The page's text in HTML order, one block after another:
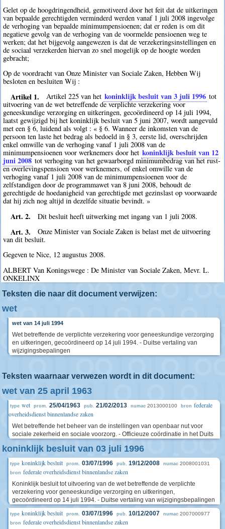
Gelet op de hoogdringendheid, gemotiveerd door het feit dat de uitkeringen
van bepaalde gerechtigden verminderd werden vanaf 1 juli 2008 ingevolge
de verhoging van bepaalde minimumpensioenen; dat er reden is om dit
negatieve gevolg van de verhoging van de voormelde pensioenen weg te
werken; dat het bijgevolg aangewezen is dat de verzekeringsinstellingen en
de sociaal verzekerden hiervan zo snel mogelijk op de hoogte worden
gebracht;
Op de voordracht van Onze Minister van Sociale Zaken, Hebben Wij
besloten en besluiten Wij :
Artikel 1. Artikel 225 van het koninklijk besluit van 3 juli 1996 tot
uitvoering van de wet betreffende de verplichte verzekering voor
geneeskundige verzorging en uitkeringen, gecoördineerd op 14 juli 1994,
laatst gewijzigd bij het koninklijk besluit van 5 juni 2007, wordt aangevuld
met een § 6, luidend als volgt : « § 6. Wanneer de inkomsten van de
persoon ten laste het bedrag als bedoeld in § 3, eerste lid, overschrijden
enkel omwille van de verhoging vanaf 1 juli 2008 van de
minimumpensioenen voor werknemers door het koninklijk besluit van 12
juni 2008 tot verhoging van het gewaarborgd minimumbedrag van het rust-
en overlevingspensioen voor werknemers, of enkel omwille van de
verhoging vanaf 1 juli 2008 van de minimumpensioenen voor de
zelfstandigen door de programmawet van 8 juni 2008, behoudt de
gerechtigde de hoedanigheid van gerechtigde met gezinslast op voorwaarde
dat hij zich nog altijd in dezelfde situatie bevindt. »
Art. 2. Dit besluit heeft uitwerking met ingang van 1 juli 2008.
Art. 3.
Onze Minister van Sociale Zaken is belast met de uitvoering
van dit besluit.
Gegeven te Nice, 12 augustus 2008.
ALBERT Van Koningswege : De Minister van Sociale Zaken, Mevr. L.
ONKELINX
Teksten die naar dit document verwijzen:
wet
wet van 14 juli 1994
Wet betreffende de verplichte verzekering voor geneeskundige verzorging
en uitkeringen, gecoördineerd op 14 juli 1994. - Duitse vertaling van
wijzigingsbepalingen
Teksten waarnaar verwezen wordt in dit document:
wet van 25 april 1963
type wet prom. 25/04/1963 pub. 21/02/2013 numac 2013000100 bron federale
overheidsdienst binnenlandse zaken
Wet betreffende het beheer van de instellingen van openbaar nut voor
sociale zekerheid en sociale voorzorg. - Officieuze coördinatie in het Duits
koninklijk besluit van 03 juli 1996
type koninklijk besluit prom. 03/07/1996 pub. 19/12/2008 numac 2008001031
bron federale overheidsdienst binnenlandse zaken
Koninklijk besluit tot uitvoering van de wet betreffende de verplichte
verzekering voor geneeskundige verzorging en uitkeringen,
gecoördineerd op 14 juli 1994. - Duitse vertaling van wijzigingsbepalingen
type koninklijk besluit prom. 03/07/1996 pub. 10/12/2007 numac 2007000977
bron federale overheidsdienst binnenlandse zaken